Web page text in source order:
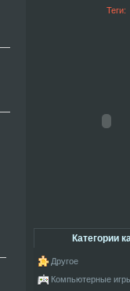
Теги:
Категории
Другое
Компьютерные